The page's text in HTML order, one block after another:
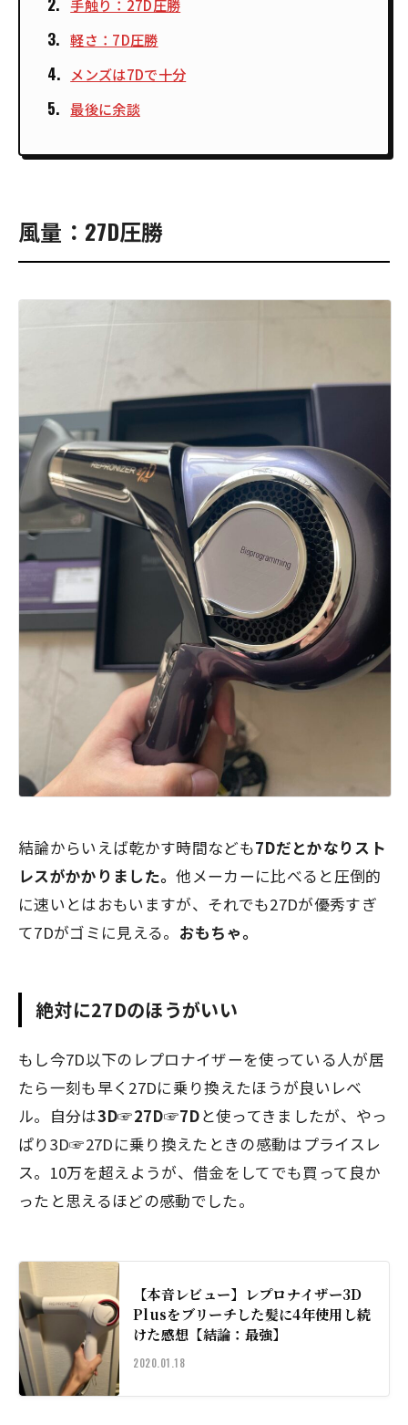
手触り：27D圧勝
軽さ：7D圧勝
メンズは7Dで十分
最後に余談
風量：27D圧勝
結論からいえば乾かす時間なども7Dだとかなりスト
レスがかかりました。他メーカーに比べると圧倒的
に速いとはおもいますが、それでも27Dが優秀すぎ
て7Dがゴミに見える。 おもちゃ。
絶対に27Dのほうがいい
もし今7D以下のレプロナイザーを使っている人が居
たら一刻も早く27Dに乗り換えたほうが良いレベ
ル。自分は3D☞27D☞7Dと使ってきましたが、やっ
ぱり3D☞27Dに乗り換えたときの感動はプライスレ
ス。10万を超えようが、借金をしてでも買って良か
ったと思えるほどの感動でした。
【本音レビュー】レプロナイザー3D
Plusをブリーチした髪に4年使用し続
けた感想【結論：最強】
2020.01.18